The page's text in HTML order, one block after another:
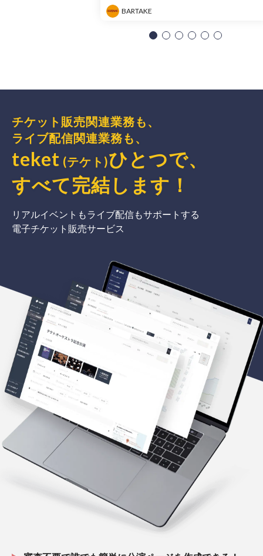
BARTAKE
チケット販売関連業務も、
ライブ配信関連業務も、
teket (テケト)ひとつで、
すべて完結 します ！
リアルイベントもライブ配信もサポートする
電子チケット販売サービス